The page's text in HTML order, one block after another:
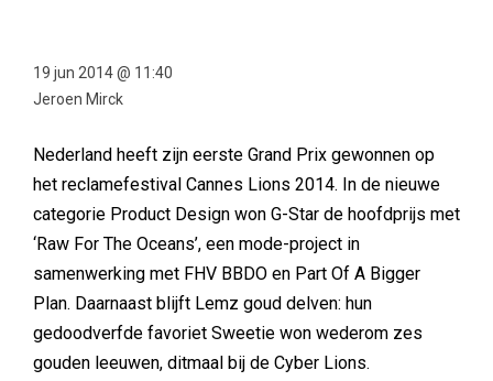
19 jun 2014 @ 11:40
Jeroen Mirck
Nederland heeft zijn eerste Grand Prix gewonnen op
het reclamefestival Cannes Lions 2014. In de nieuwe
categorie Product Design won G-Star de hoofdprijs met
‘Raw For The Oceans’, een mode-project in
samenwerking met FHV BBDO en Part Of A Bigger
Plan. Daarnaast blijft Lemz goud delven: hun
gedoodverfde favoriet Sweetie won wederom zes
gouden leeuwen, ditmaal bij de Cyber Lions.